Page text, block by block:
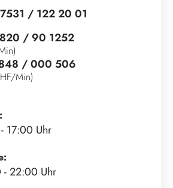
17:00 Uhr
22:00 Uhr
/ 122 20 01
/ 90 1252
/ 000 506
Min)